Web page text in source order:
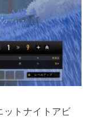
ットナイトアビ